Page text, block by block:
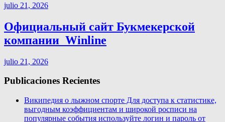
julio 21, 2026
Официальный сайт Букмекерской
компании ️ Winline
julio 21, 2026
Publicaciones Recientes
Википедия о лыжном спорте Для доступа к статистике,
выгодным коэффициентам и широкой росписи на
популярные события используйте логин и пароль от